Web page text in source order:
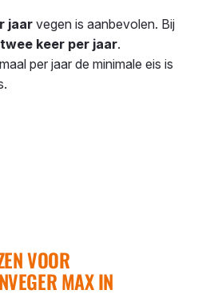
jaarvegen is aanbevolen. Bij
twee keer per jaar.
per jaar de minimale eis is
VOOR
MAX IN